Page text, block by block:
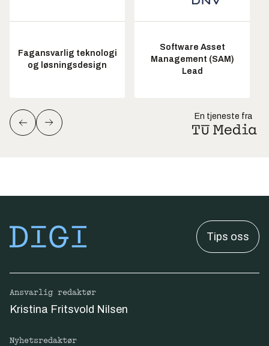
Fagansvarlig teknologi
og løsningsdesign
Software Asset
Management (SAM)
Lead
En tjeneste fra
Tips oss
Ansvarlig redaktør
Kristina Fritsvold Nilsen
Nyhetsredaktør